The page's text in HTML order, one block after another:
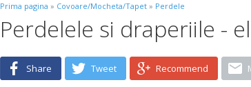
Prima pagina » Covoare/Mocheta/Tapet » Perdele
Perdelele si draperiile -
Share Tweet Recommend